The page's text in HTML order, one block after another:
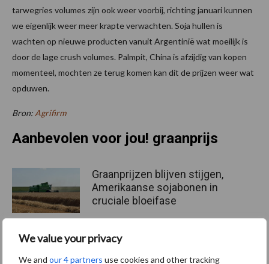
We value your privacy
We and our 4 partners use cookies and other tracking
tarwegries volumes zijn ook weer voorbij, richting januari kunnen
we eigenlijk weer meer krapte verwachten. Soja hullen is
wachten op nieuwe producten vanuit Argentinië wat moeilijk is
door de lage crush volumes. Palmpit, China is afzijdig van kopen
momenteel, mochten ze terug komen kan dit de prijzen weer wat
opduwen.
Bron: Agrifirm
Aanbevolen voor jou! graanprijs
Graanprijzen blijven stijgen,
Amerikaanse sojabonen in
cruciale bloeifase